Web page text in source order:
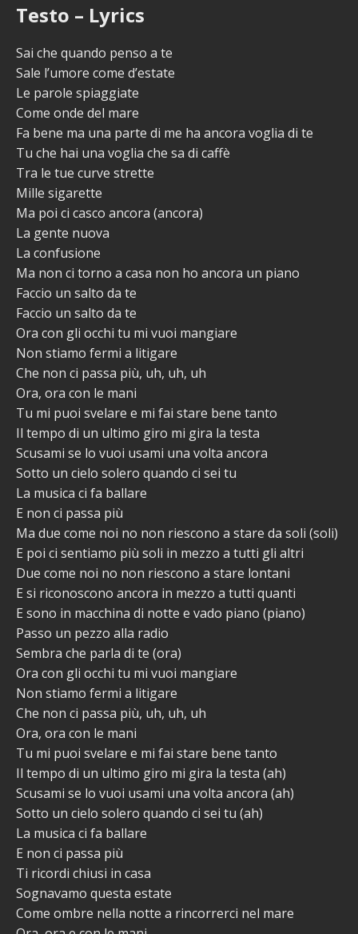
Testo – Lyrics
Sai che quando penso a te
Sale l’umore come d’estate
Le parole spiaggiate
Come onde del mare
Fa bene ma una parte di me ha ancora voglia di te
Tu che hai una voglia che sa di caffè
Tra le tue curve strette
Mille sigarette
Ma poi ci casco ancora (ancora)
La gente nuova
La confusione
Ma non ci torno a casa non ho ancora un piano
Faccio un salto da te
Faccio un salto da te
Ora con gli occhi tu mi vuoi mangiare
Non stiamo fermi a litigare
Che non ci passa più, uh, uh, uh
Ora, ora con le mani
Tu mi puoi svelare e mi fai stare bene tanto
Il tempo di un ultimo giro mi gira la testa
Scusami se lo vuoi usami una volta ancora
Sotto un cielo solero quando ci sei tu
La musica ci fa ballare
E non ci passa più
Ma due come noi no non riescono a stare da soli (soli)
E poi ci sentiamo più soli in mezzo a tutti gli altri
Due come noi no non riescono a stare lontani
E si riconoscono ancora in mezzo a tutti quanti
E sono in macchina di notte e vado piano (piano)
Passo un pezzo alla radio
Sembra che parla di te (ora)
Ora con gli occhi tu mi vuoi mangiare
Non stiamo fermi a litigare
Che non ci passa più, uh, uh, uh
Ora, ora con le mani
Tu mi puoi svelare e mi fai stare bene tanto
Il tempo di un ultimo giro mi gira la testa (ah)
Scusami se lo vuoi usami una volta ancora (ah)
Sotto un cielo solero quando ci sei tu (ah)
La musica ci fa ballare
E non ci passa più
Ti ricordi chiusi in casa
Sognavamo questa estate
Come ombre nella notte a rincorrerci nel mare